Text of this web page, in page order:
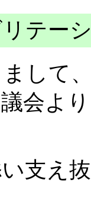
テー
して
会よ
い支え